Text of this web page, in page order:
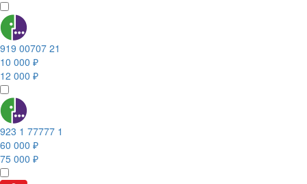
919 00707 21
10 000 ₽
12 000 ₽
923 1 77777 1
60 000 ₽
75 000 ₽